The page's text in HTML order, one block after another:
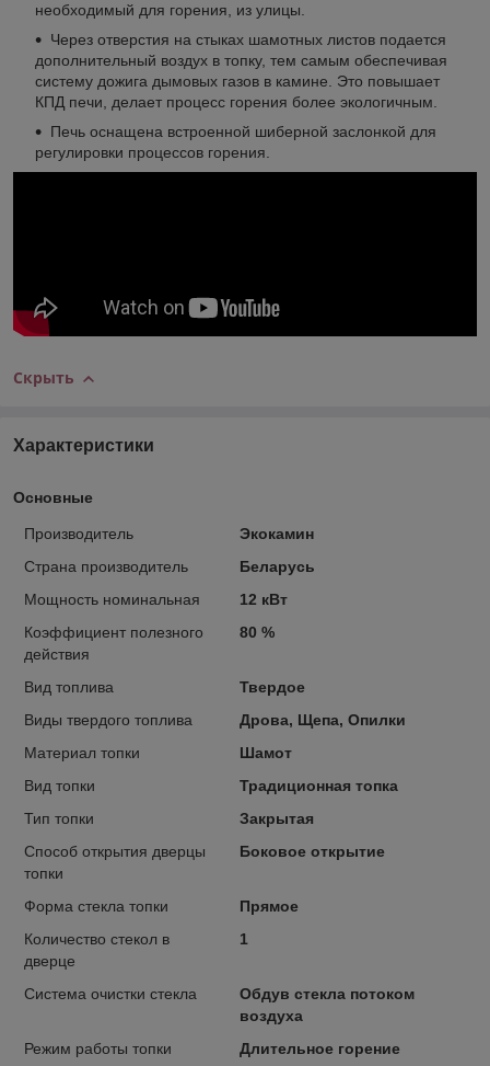
необходимый для горения, из улицы.
Через отверстия на стыках шамотных листов подается
дополнительный воздух в топку, тем самым обеспечивая
систему дожига дымовых газов в камине. Это повышает
КПД печи, делает процесс горения более экологичным.
Печь оснащена встроенной шиберной заслонкой для
регулировки процессов горения.
Скрыть
Характеристики
Основные
Производитель
Экокамин
Страна производитель
Беларусь
Мощность номинальная
12 кВт
Коэффициент полезного
действия
80 %
Вид топлива
Твердое
Виды твердого топлива
Дрова, Щепа, Опилки
Материал топки
Шамот
Вид топки
Традиционная топка
Тип топки
Закрытая
Способ открытия дверцы
топки
Боковое открытие
Форма стекла топки
Прямое
Количество стекол в
дверце
1
Система очистки стекла
Обдув стекла потоком
воздуха
Режим работы топки
Длительное горение